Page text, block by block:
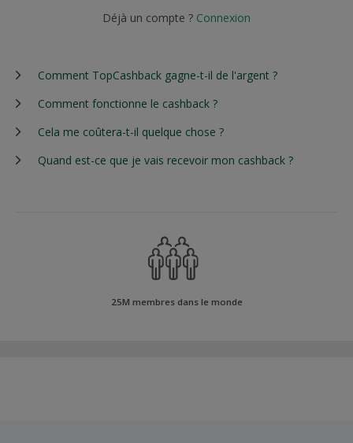
Déjà un compte ? Connexion
Comment TopCashback gagne-t-il de l'argent ?
Comment fonctionne le cashback ?
Cela me coûtera-t-il quelque chose ?
Quand est-ce que je vais recevoir mon cashback ?
25M membres dans le monde